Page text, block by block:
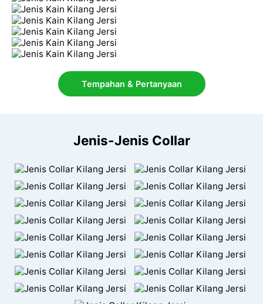
Tempahan & Pertanyaan
Jenis-Jenis Collar